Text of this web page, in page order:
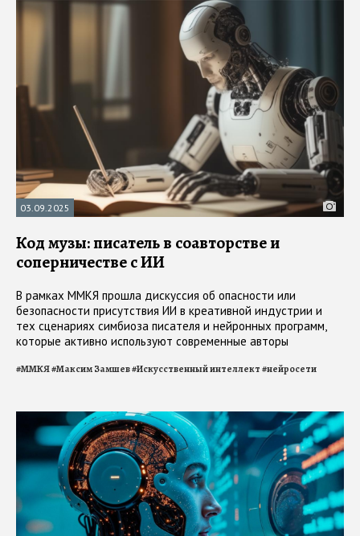
03.09.2025
Код музы: писатель в соавторстве и
соперничестве с ИИ
В рамках ММКЯ прошла дискуссия об опасности или
безопасности присутствия ИИ в креативной индустрии и
тех сценариях симбиоза писателя и нейронных программ,
которые активно используют современные авторы
#ММКЯ#Максим Замшев#Искусственный интеллект#нейросети